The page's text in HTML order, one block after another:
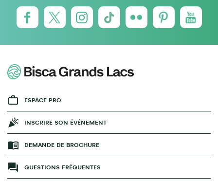
ESPACE PRO
INSCRIRE SON ÉVÉNEMENT
DEMANDE DE BROCHURE
QUESTIONS FRÉQUENTES